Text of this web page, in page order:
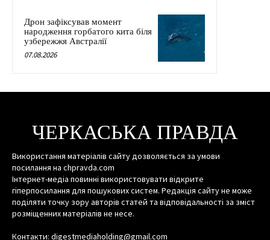
Дрон зафіксував момент
народження горбатого кита біля
узбережжя Австралії
07.08.2026
ЧЕРКАСЬКА ПРАВДА
Використання матеріалів сайту дозволяється за умови
посилання на chpravda.com
Інтернет-медіа повинні використовувати відкрите
гіперпосилання для пошукових систем. Редакція сайту не може
поділяти точку зору авторів статей та відповідальності за зміст
розміщенних матеріалів не несе.
Контакти: digestmediaholding@gmail.com